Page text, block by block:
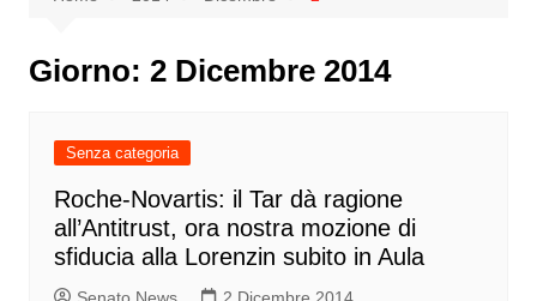
Giorno: 2 Dicembre 2014
Senza categoria
Roche-Novartis: il Tar dà ragione
all’Antitrust, ora nostra mozione di
sfiducia alla Lorenzin subito in Aula